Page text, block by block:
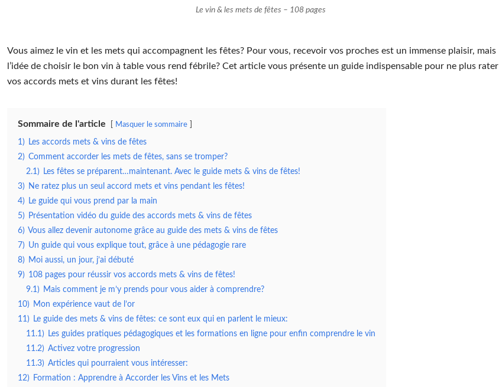
Le vin & les mets de fêtes – 108 pages
Vous aimez le vin et les mets qui accompagnent les fêtes? Pour vous, recevoir vos proches est un immense plaisir, mais
l’idée de choisir le bon vin à table vous rend fébrile? Cet article vous présente un guide indispensable pour ne plus rater
vos accords mets et vins durant les fêtes!
Sommaire de l'article Masquer le sommaire
1)
Les accords mets & vins de fêtes
2) Comment accorder les mets de fêtes, sans se tromper?
2.1)
Les fêtes se préparent…maintenant. Avec le guide mets & vins de fêtes!
3) Ne ratez plus un seul accord mets et vins pendant les fêtes!
4)
Le guide qui vous prend par la main
5) Présentation vidéo du guide des accords mets & vins de fêtes
6) Vous allez devenir autonome grâce au guide des mets & vins de fêtes
7) Un guide qui vous explique tout, grâce à une pédagogie rare
8) Moi aussi, un jour, j’ai débuté
9) 108 pages pour réussir vos accords mets & vins de fêtes!
9.1) Mais comment je m’y prends pour vous aider à comprendre?
10) Mon expérience vaut de l’or
11)
Le guide des mets & vins de fêtes: ce sont eux qui en parlent le mieux:
11.1)
Les guides pratiques pédagogiques et les formations en ligne pour enfin comprendre le vin
11.2) Activez votre progression
11.3) Articles qui pourraient vous intéresser:
12) Formation : Apprendre à Accorder les Vins et les Mets